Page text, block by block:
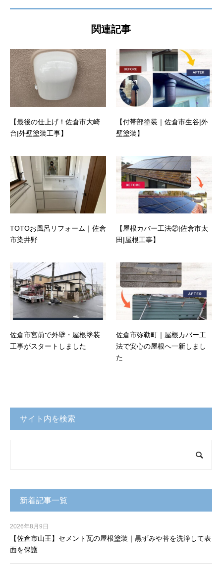
関連記事
【最後の仕上げ！佐倉市大崎
台|外壁塗装工事】
【付帯部塗装｜佐倉市生谷|外
壁塗装】
TOTOお風呂リフォーム｜佐倉
市染井野
【屋根カバー工法②|佐倉市太
田|屋根工事】
佐倉市宮前で外壁・屋根塗装
工事がスタートしました
佐倉市弥勒町｜屋根カバー工
法で安心の屋根へ一新しまし
た
サイト内を検索
新着記事一覧
【佐倉市山王】セメント瓦の屋根塗装｜黒ずみや苔を洗浄して表
面を保護
2026年8月9日